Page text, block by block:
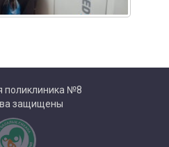
поликлиника №8
защищены